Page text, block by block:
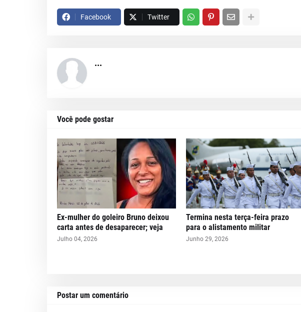
Facebook Twitter
...
Você pode gostar
Ex-mulher do goleiro Bruno deixou
carta antes de desaparecer; veja
Julho 04, 2026
Termina nesta terça-feira prazo
para o alistamento militar
Junho 29, 2026
Postar um comentário